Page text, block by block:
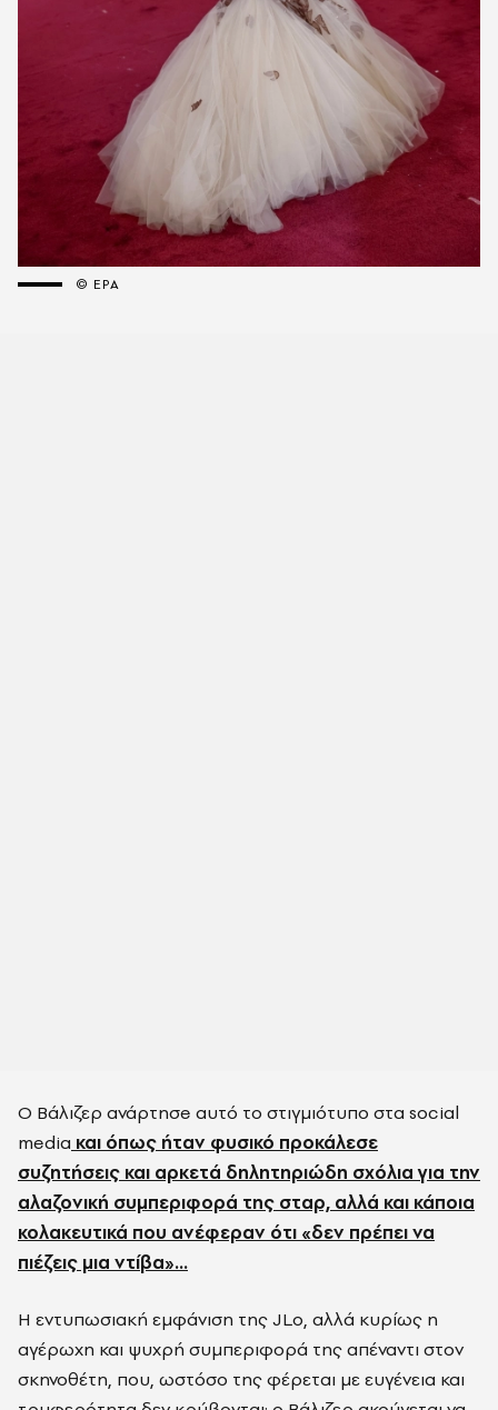
© EPA
Ο Βάλιζερ ανάρτησe αυτό το στιγμιότυπο στα social
media και όπως ήταν φυσικό προκάλεσε
συζητήσεις και αρκετά δηλητηριώδη σχόλια για την
αλαζονική συμπεριφορά της σταρ, αλλά και κάποια
κολακευτικά που ανέφεραν ότι «δεν πρέπει να
πιέζεις μια ντίβα»...
Η εντυπωσιακή εμφάνιση τηςJLo, αλλά κυρίως η
αγέρωχη και ψυχρή συμπεριφορά της απέναντι στον
σκηνοθέτη, που, ωστόσο της φέρεται με ευγένεια και